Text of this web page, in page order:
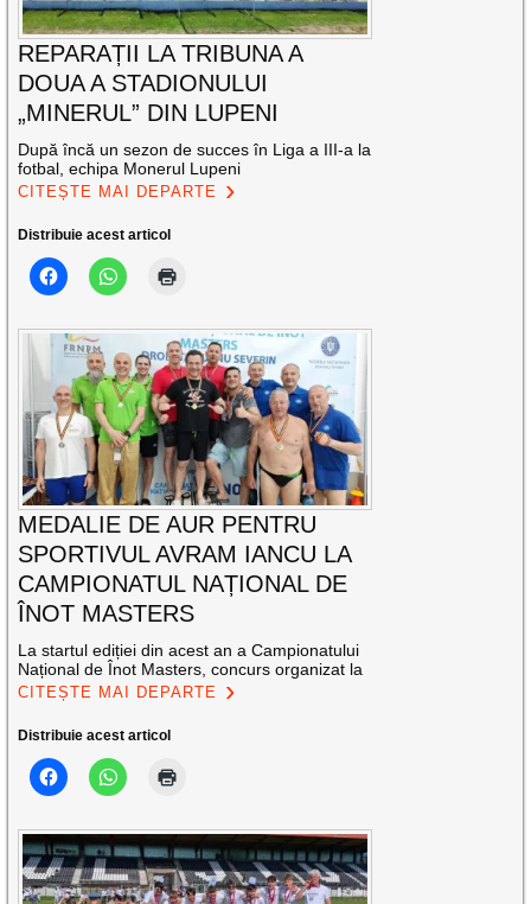
REPARAȚII LA TRIBUNA A
DOUA A STADIONULUI
„MINERUL” DIN LUPENI
După încă un sezon de succes în Liga a III-a la
fotbal, echipa Monerul Lupeni
CITEȘTE MAI DEPARTE
Distribuie acest articol
MEDALIE DE AUR PENTRU
SPORTIVUL AVRAM IANCU LA
CAMPIONATUL NAȚIONAL DE
ÎNOT MASTERS
La startul ediției din acest an a Campionatului
Național de Înot Masters, concurs organizat la
CITEȘTE MAI DEPARTE
Distribuie acest articol